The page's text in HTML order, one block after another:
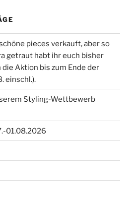
pieces verkauft, aber so
getraut habt ihr euch bisher
Aktion bis zum Ende der
einschl.).
Styling-Wettbewerb
01.08.2026